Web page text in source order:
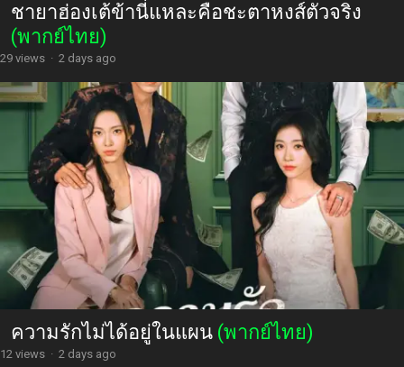
ชายาฮ่องเต้ข้านี่แหละคือชะตาหงส์ตัวจริง
(พากย์ไทย)
29 views · 2 days ago
ความรักไม่ได้อยู่ในแผน (พากย์ไทย)
12 views · 2 days ago